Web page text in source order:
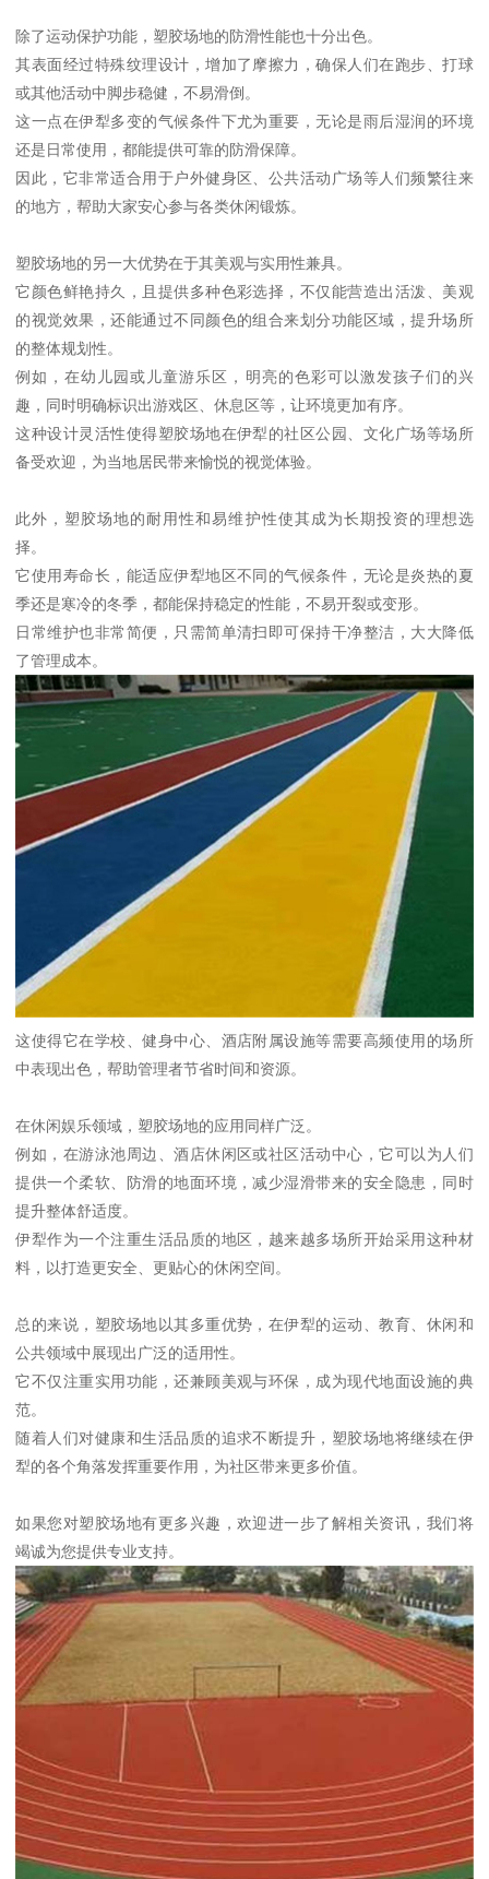
除了运动保护功能，塑胶场地的防滑性能也十分出色。
其表面经过特殊纹理设计，增加了摩擦力，确保人们在跑步、打球
或其他活动中脚步稳健，不易滑倒。
这一点在伊犁多变的气候条件下尤为重要，无论是雨后湿润的环境
还是日常使用，都能提供可靠的防滑保障。
因此，它非常适合用于户外健身区、公共活动广场等人们频繁往来
的地方，帮助大家安心参与各类休闲锻炼。
塑胶场地的另一大优势在于其美观与实用性兼具。
它颜色鲜艳持久，且提供多种色彩选择，不仅能营造出活泼、美观
的视觉效果，还能通过不同颜色的组合来划分功能区域，提升场所
的整体规划性。
例如，在幼儿园或儿童游乐区，明亮的色彩可以激发孩子们的兴
趣，同时明确标识出游戏区、休息区等，让环境更加有序。
这种设计灵活性使得塑胶场地在伊犁的社区公园、文化广场等场所
备受欢迎，为当地居民带来愉悦的视觉体验。
此外，塑胶场地的耐用性和易维护性使其成为长期投资的理想选
择。
它使用寿命长，能适应伊犁地区不同的气候条件，无论是炎热的夏
季还是寒冷的冬季，都能保持稳定的性能，不易开裂或变形。
日常维护也非常简便，只需简单清扫即可保持干净整洁，大大降低
了管理成本。
这使得它在学校、健身中心、酒店附属设施等需要高频使用的场所
中表现出色，帮助管理者节省时间和资源。
在休闲娱乐领域，塑胶场地的应用同样广泛。
例如，在游泳池周边、酒店休闲区或社区活动中心，它可以为人们
提供一个柔软、防滑的地面环境，减少湿滑带来的安全隐患，同时
提升整体舒适度。
伊犁作为一个注重生活品质的地区，越来越多场所开始采用这种材
料，以打造更安全、更贴心的休闲空间。
总的来说，塑胶场地以其多重优势，在伊犁的运动、教育、休闲和
公共领域中展现出广泛的适用性。
它不仅注重实用功能，还兼顾美观与环保，成为现代地面设施的典
范。
随着人们对健康和生活品质的追求不断提升，塑胶场地将继续在伊
犁的各个角落发挥重要作用，为社区带来更多价值。
如果您对塑胶场地有更多兴趣，欢迎进一步了解相关资讯，我们将
竭诚为您提供专业支持。